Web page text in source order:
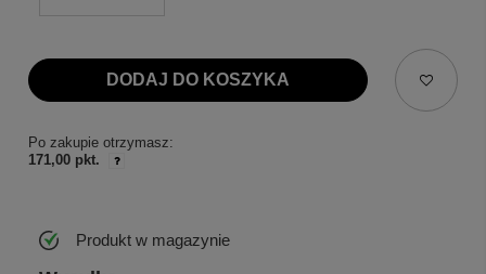
DODAJ DO KOSZYKA
Po zakupie otrzymasz:
171,00 pkt.
Produkt w magazynie